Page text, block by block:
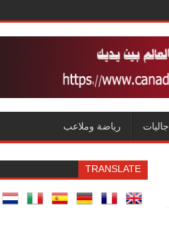
جاليات رياضة وملاعب
TRANSLATE